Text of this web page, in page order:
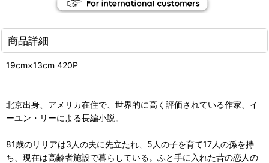
商品詳細
19cm×13cm 420P
北京出身、アメリカ在住で、世界的に高く評価されている作家、イ
ーユン・リーによる長編小説。
81歳のリリアは3人の夫に先立たれ、5人の子を育て17人の孫を持
ち、現在は高齢者施設で暮らしている。ふと手に入れた昔の恋人の